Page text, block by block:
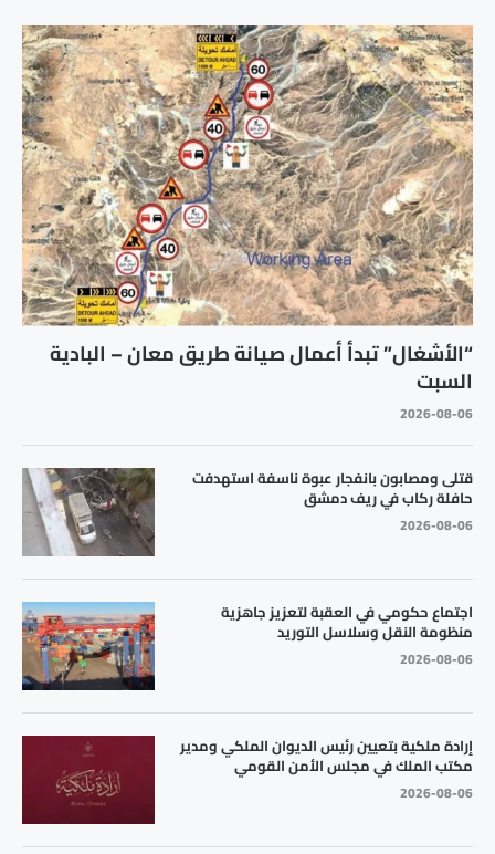
“الأشغال” تبدأ أعمال صيانة طريق معان – البادية
السبت
2026-08-06
قتلى ومصابون بانفجار عبوة ناسفة استهدفت
حافلة ركاب في ريف دمشق
2026-08-06
اجتماع حكومي في العقبة لتعزيز جاهزية
منظومة النقل وسلاسل التوريد
2026-08-06
إرادة ملكية بتعيين رئيس الديوان الملكي ومدير
مكتب الملك في مجلس الأمن القومي
2026-08-06